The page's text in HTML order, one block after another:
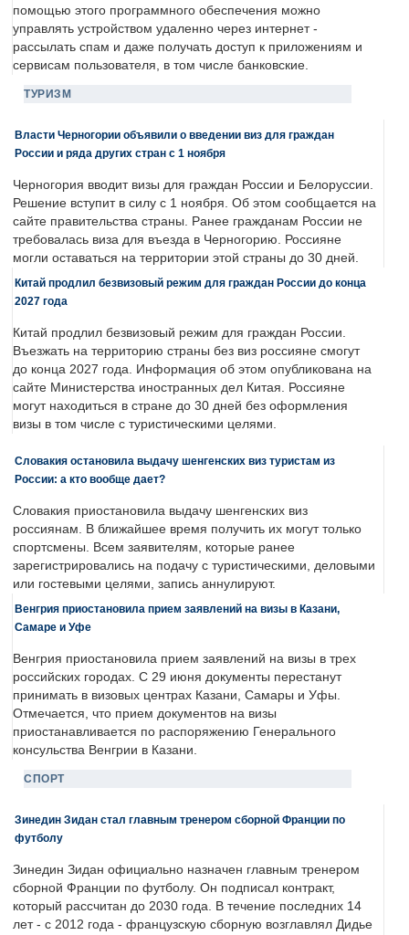
помощью этого программного обеспечения можно
управлять устройством удаленно через интернет -
рассылать спам и даже получать доступ к приложениям и
сервисам пользователя, в том числе банковские.
ТУРИЗМ
Власти Черногории объявили о введении виз для граждан
России и ряда других стран с 1 ноября
Черногория вводит визы для граждан России и Белоруссии.
Решение вступит в силу с 1 ноября. Об этом сообщается на
сайте правительства страны. Ранее гражданам России не
требовалась виза для въезда в Черногорию. Россияне
могли оставаться на территории этой страны до 30 дней.
Китай продлил безвизовый режим для граждан России до конца
2027 года
Китай продлил безвизовый режим для граждан России.
Въезжать на территорию страны без виз россияне смогут
до конца 2027 года. Информация об этом опубликована на
сайте Министерства иностранных дел Китая. Россияне
могут находиться в стране до 30 дней без оформления
визы в том числе с туристическими целями.
Словакия остановила выдачу шенгенских виз туристам из
России: а кто вообще дает?
Словакия приостановила выдачу шенгенских виз
россиянам. В ближайшее время получить их могут только
спортсмены. Всем заявителям, которые ранее
зарегистрировались на подачу с туристическими, деловыми
или гостевыми целями, запись аннулируют.
Венгрия приостановила прием заявлений на визы в Казани,
Самаре и Уфе
Венгрия приостановила прием заявлений на визы в трех
российских городах. С 29 июня документы перестанут
принимать в визовых центрах Казани, Самары и Уфы.
Отмечается, что прием документов на визы
приостанавливается по распоряжению Генерального
консульства Венгрии в Казани.
СПОРТ
Зинедин Зидан стал главным тренером сборной Франции по
футболу
Зинедин Зидан официально назначен главным тренером
сборной Франции по футболу. Он подписал контракт,
который рассчитан до 2030 года. В течение последних 14
лет - с 2012 года - французскую сборную возглавлял Дидье